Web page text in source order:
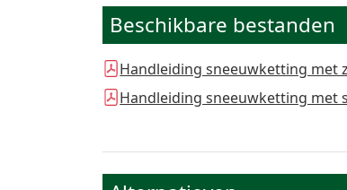
Beschikbare bestanden
Handleiding sneeuwketting met
Handleiding sneeuwketting met